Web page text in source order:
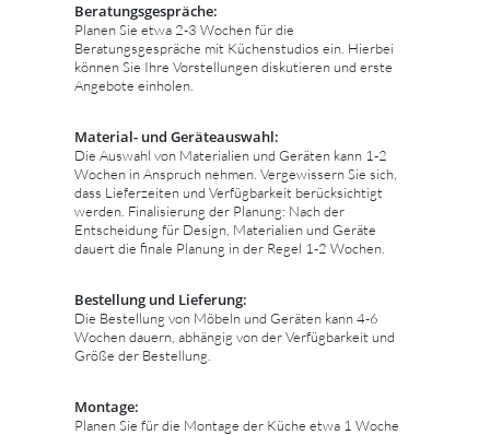
Beratungsgespräche:
Planen Sie etwa 2-3 Wochen für die
Beratungsgespräche mit Küchenstudios ein. Hierbei
können Sie Ihre Vorstellungen diskutieren und erste
Angebote einholen.
Material- und Geräteauswahl:
Die Auswahl von Materialien und Geräten kann 1-2
Wochen in Anspruch nehmen. Vergewissern Sie sich,
dass Lieferzeiten und Verfügbarkeit berücksichtigt
werden. Finalisierung der Planung: Nach der
Entscheidung für Design, Materialien und Geräte
dauert die finale Planung in der Regel 1-2 Wochen.
Bestellung und Lieferung:
Die Bestellung von Möbeln und Geräten kann 4-6
Wochen dauern, abhängig von der Verfügbarkeit und
Größe der Bestellung.
Montage:
Planen Sie für die Montage der Küche etwa 1 Woche